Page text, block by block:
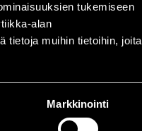
tukemiseen
alan
tietoja muihin tietoihin, joita
Markkinointi